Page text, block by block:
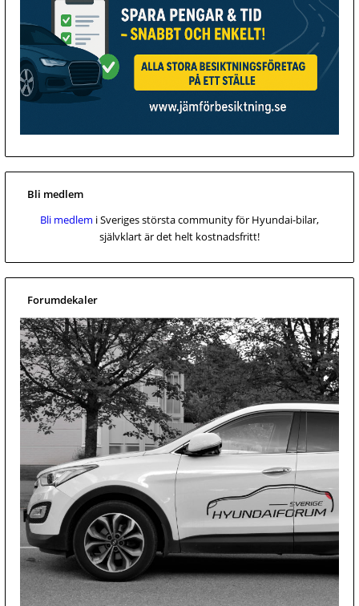
Bli medlem
Bli medlem i Sveriges största community för Hyundai-bilar,
självklart är det helt kostnadsfritt!
Forumdekaler